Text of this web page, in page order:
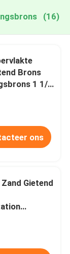
(16)
Brons
1 1/2
ons
Gietend
bewerken